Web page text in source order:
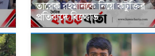
তারেক রহমানকে নিয়ে কটুক্তির
প্রতিবাদে বিক্ষোভ